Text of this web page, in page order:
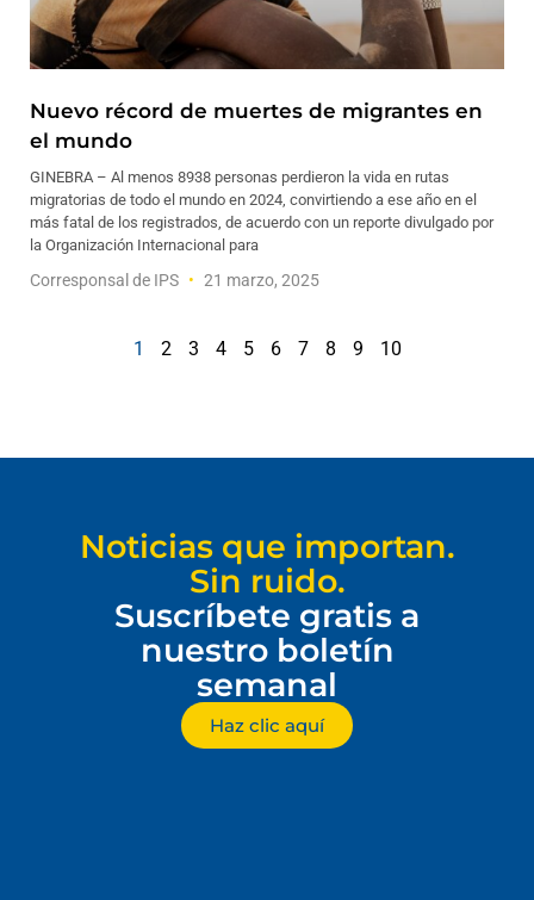
Nuevo récord de muertes de migrantes en
el mundo
GINEBRA – Al menos 8938 personas perdieron la vida en rutas
migratorias de todo el mundo en 2024, convirtiendo a ese año en el
más fatal de los registrados, de acuerdo con un reporte divulgado por
la Organización Internacional para
Corresponsal de IPS 21 marzo, 2025
1 2 3 4 5 6 7 8 9 10
Noticias que importan.
Sin ruido.
Suscríbete gratis a
nuestro boletín
semanal
Haz clic aquí